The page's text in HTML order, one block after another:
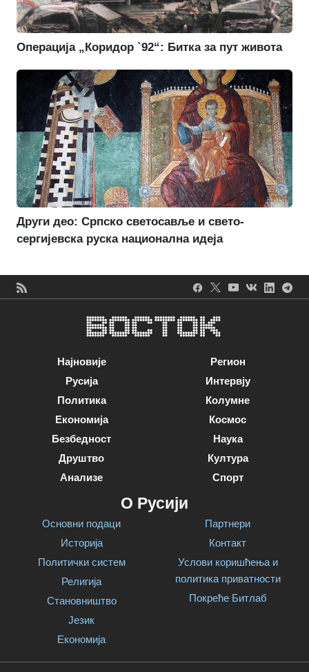
Операција „Коридор `92“: Битка за пут живота
Други део: Српско светосавље и свето-
сергијевска руска национална идеја
Најновије
Русија
Политика
Економија
Безбедност
Друштво
Анализе
Регион
Интервју
Колумне
Космос
Наука
Култура
Спорт
О Русији
Основни подаци
Историја
Политички систем
Религија
Становништво
Језик
Економија
Партнери
Контакт
Услови коришћења и
политика приватности
Покреће Битлаб